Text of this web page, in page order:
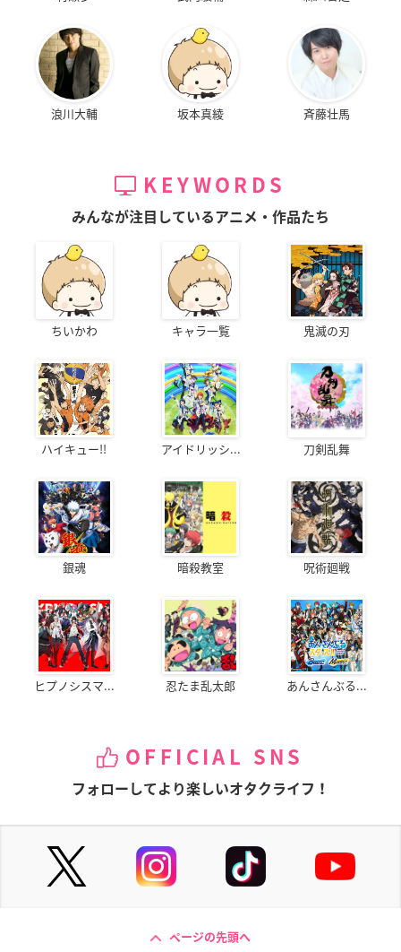
浪川大輔 坂本真綾 斉藤壮馬
KEYWORDS
みんなが注目しているアニメ・作品たち
ちいかわ キャラ一覧 鬼滅の刃
ハイキュー!! アイドリッシ... 刀剣乱舞
銀魂 暗殺教室 呪術廻戦
ヒプノシスマ... 忍たま乱太郎 あんさんぶる...
OFFICIAL SNS
フォローしてより楽しいオタクライフ！
ページの先頭へ